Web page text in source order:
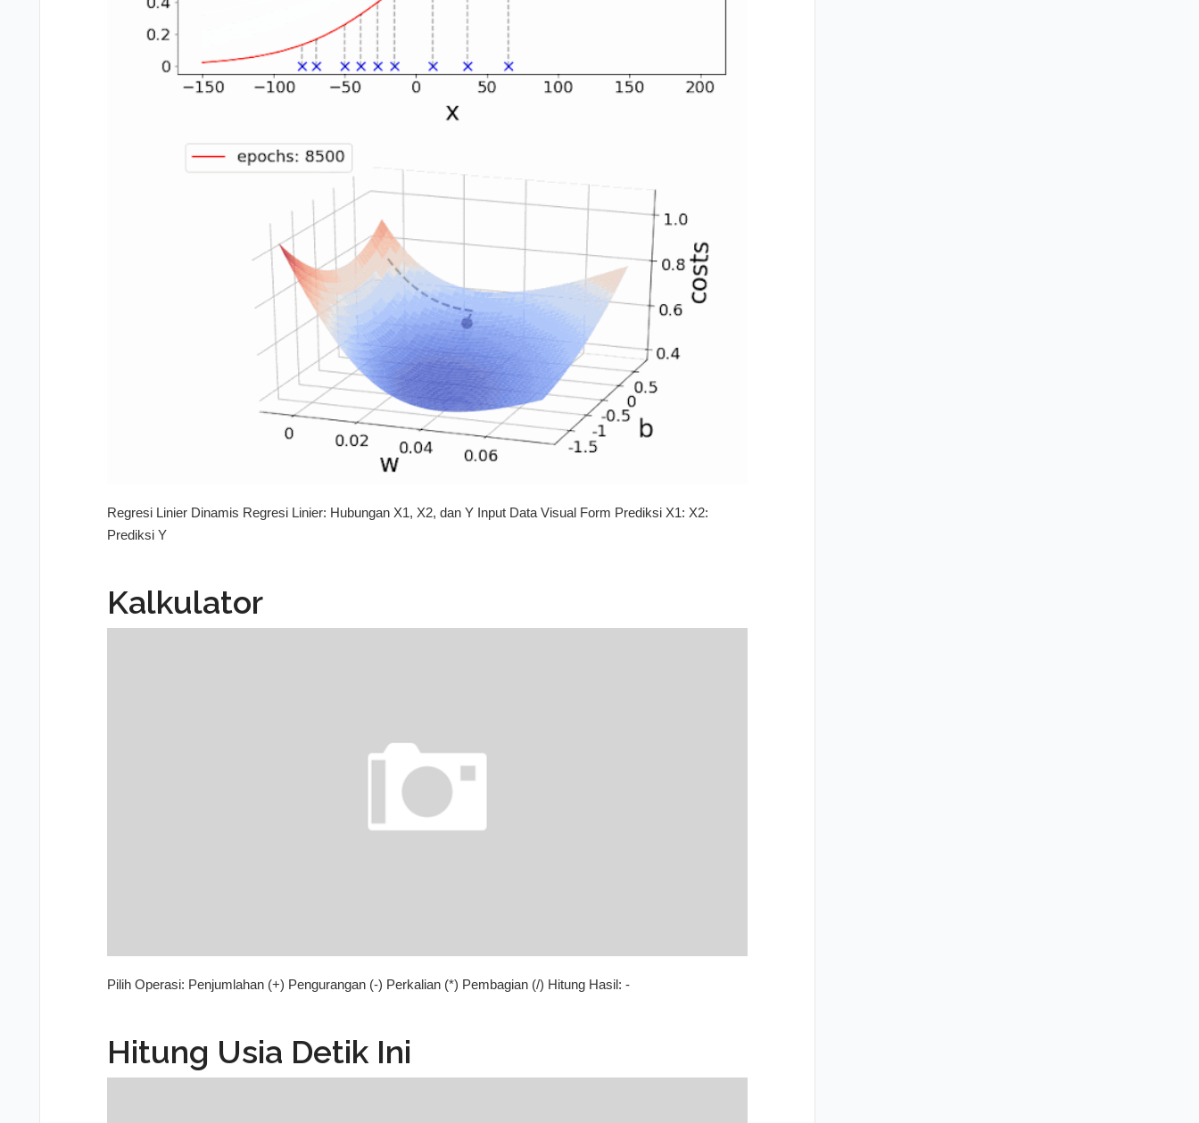
Regresi Linier Dinamis Regresi Linier: Hubungan X1, X2, dan Y Input Data Visual Form Prediksi X1: X2:
Prediksi Y
Kalkulator
Pilih Operasi: Penjumlahan (+) Pengurangan (-) Perkalian (*) Pembagian (/) Hitung Hasil: -
Hitung Usia Detik Ini